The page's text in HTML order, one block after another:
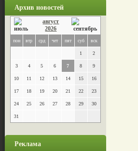
Архив новостей
август
2026
пон втр срд чет пят суб вск
1 2
3 4 5 6 7 8 9
10 11 12 13 14 15 16
17 18 19 20 21 22 23
24 25 26 27 28 29 30
31
Реклама